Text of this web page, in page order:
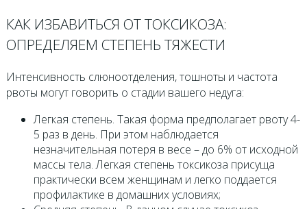
КАК ИЗБАВИТЬСЯ ОТ ТОКСИКОЗА:
ОПРЕДЕЛЯЕМ СТЕПЕНЬ ТЯЖЕСТИ
Интенсивность слюноотделения, тошноты и частота
рвоты могут говорить о стадии вашего недуга:
Легкая степень. Такая форма предполагает рвоту 4-
5 раз в день. При этом наблюдается
незначительная потеря в весе – до 6% от исходной
массы тела. Легкая степень токсикоза присуща
практически всем женщинам и легко поддается
профилактике в домашних условиях;